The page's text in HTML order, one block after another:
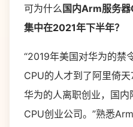
可为什么 国内Arm服务
集中在2021年下半年？
“2019年美国对华为的禁
CPU的人才到了阿里倚
华为的人离职创业，国
CPU创业公司。”熟悉